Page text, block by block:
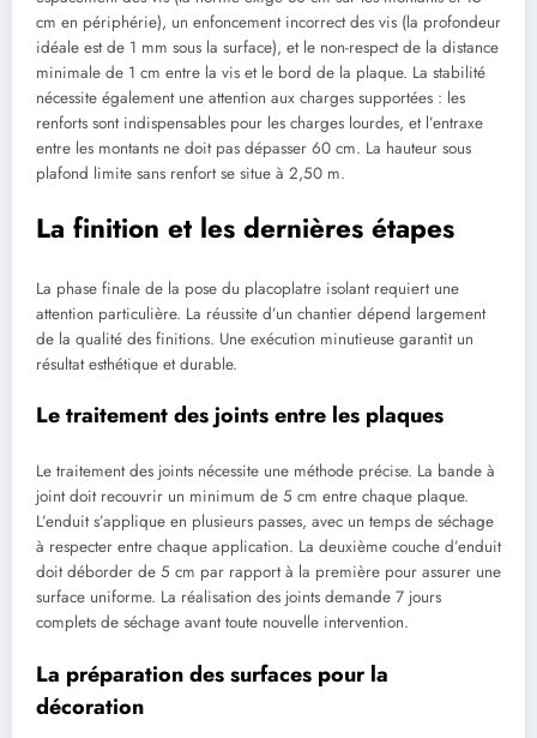
cm en périphérie), un enfoncement incorrect des vis (la profondeur
idéale est de 1 mm sous la surface), et le non-respect de la distance
minimale de 1 cm entre la vis et le bord de la plaque. La stabilité
nécessite également une attention aux charges supportées : les
renforts sont indispensables pour les charges lourdes, et l’entraxe
entre les montants ne doit pas dépasser 60 cm. La hauteur sous
plafond limite sans renfort se situe à 2,50 m.
La finition et les dernières étapes
La phase finale de la pose du placoplatre isolant requiert une
attention particulière. La réussite d’un chantier dépend largement
de la qualité des finitions. Une exécution minutieuse garantit un
résultat esthétique et durable.
Le traitement des joints entre les plaques
Le traitement des joints nécessite une méthode précise. La bande à
joint doit recouvrir un minimum de 5 cm entre chaque plaque.
L’enduit s’applique en plusieurs passes, avec un temps de séchage
à respecter entre chaque application. La deuxième couche d’enduit
doit déborder de 5 cm par rapport à la première pour assurer une
surface uniforme. La réalisation des joints demande 7 jours
complets de séchage avant toute nouvelle intervention.
La préparation des surfaces pour la
décoration